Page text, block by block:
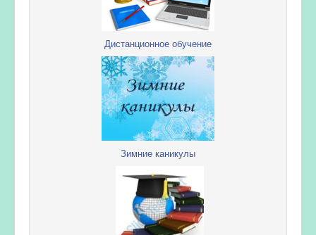
Дистанционное обучение
Зимние каникулы